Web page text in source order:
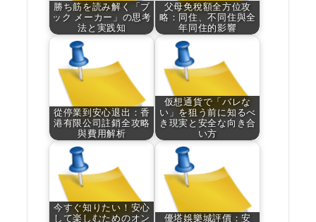
勝ち筋を読み解く「ブ
ック メーカー」の思考
法と実践知
父母免稅額全方位攻
略：同住、不同住與全
年同住的影響
從停業到安心退出：香
港有限公司註銷全攻略
與費用解析
仮想通貨で「バレな
い」を狙う前に知るべ
き現実と安全な向き合
い方
今すぐ知りたい！安心
して楽しむためのオン
優塔娛樂城評價：安